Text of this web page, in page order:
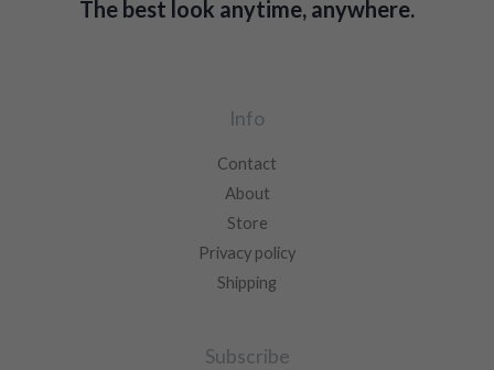
The best look anytime, anywhere.
Info
Contact
About
Store
Privacy policy
Shipping
Subscribe